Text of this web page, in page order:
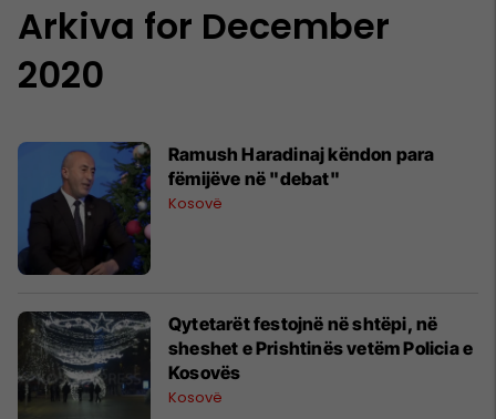
Arkiva for December
2020
Ramush Haradinaj këndon para
fëmijëve në "debat"
Kosovë
Qytetarët festojnë në shtëpi, në
sheshet e Prishtinës vetëm Policia e
Kosovës
Kosovë